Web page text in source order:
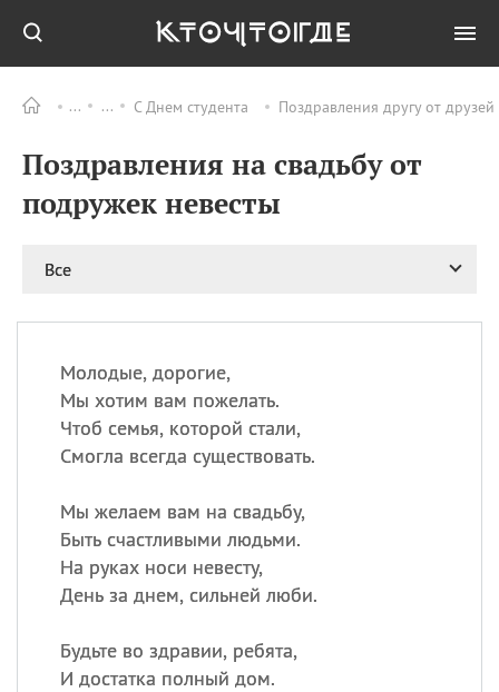
С Днем студента Поздравления другу от
Поздравления на свадьбу от
подружек невесты
Все
Молодые, дорогие,
Мы хотим вам пожелать.
Чтоб семья, которой стали,
Смогла всегда существовать.
Мы желаем вам на свадьбу,
Быть счастливыми людьми.
На руках носи невесту,
День за днем, сильней люби.
Будьте во здравии, ребята,
И достатка полный дом.
ПРАЗДНИКИ Все
09.08 День памяти
великомученика и
Николая Чудотворца
11.08 День полета на
телевидения
ИМЕНА
Сегодня празднуют именины
Герман
Анфиса